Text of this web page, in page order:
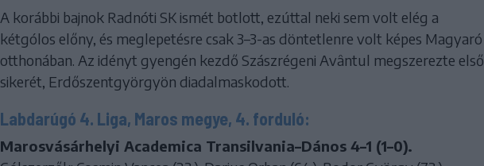
A korábbi bajnok Radnóti SK ismét botlott, ezúttal neki sem volt elég a
kétgólos előny, és meglepetésre csak 3–3-as döntetlenre volt képes Magyaró
otthonában. Az idényt gyengén kezdő Szászrégeni Avântul megszerezte első
sikerét, Erdőszentgyörgyön diadalmaskodott.
Labdarúgó 4. Liga, Maros megye, 4. forduló:
Marosvásárhelyi Academica Transilvania–Dános 4–1 (1–0).